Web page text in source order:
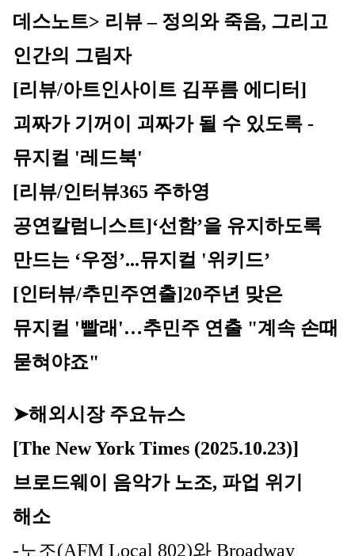
데스노트> 리뷰 – 정의와 죽음, 그리고
인간의 그림자
[리뷰/아트인사이트 김푸름 에디터]
괴짜가 기꺼이 괴짜가 될 수 있도록 -
뮤지컬 '레드북'
[리뷰/인터뷰365 주하영
공연칼럼니스트]‘선함’을 유지하도록
만드는 ‘우정’...뮤지컬 '위키드’
[인터뷰/추민주연출]20주년 맞은
뮤지컬 '빨래'…추민주 연출 "계속 손때
묻혀야죠"
➤해외시장 주요뉴스
[The New York Times (2025.10.23)]
브로드웨이 음악가 노조, 파업 위기
해소
-노조(AFM Local 802)와 Broadway